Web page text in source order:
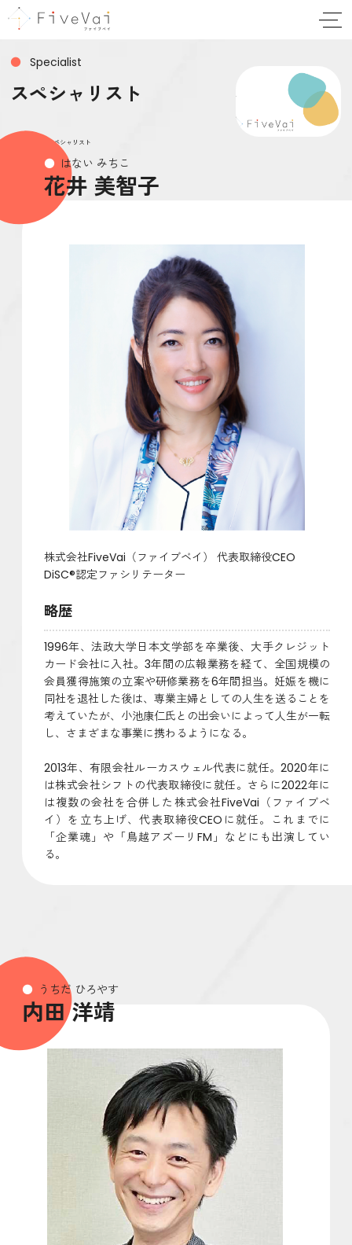
会社案内
スペシャリスト
会社概要
実績
人財開発事業部
特定商取引法に基づく表示
Specialist
スペシャリスト
スペシャリスト
はない みちこ
花井 美智子
株式会社FiveVai（ファイブベイ） 代表取締役CEO
DiSC®認定ファシリテーター
略歴
1996年、法政大学日本文学部を卒業後、大手クレジット
カード会社に入社。3年間の広報業務を経て、全国規模の
会員獲得施策の立案や研修業務を6年間担当。妊娠を機に
同社を退社した後は、専業主婦としての人生を送ることを
考えていたが、小池康仁氏との出会いによって人生が一転
し、さまざまな事業に携わるようになる。
2013年、有限会社ルーカスウェル代表に就任。2020年に
は株式会社シフトの代表取締役に就任。さらに2022年に
は複数の会社を合併した株式会社FiveVai（ファイブベ
イ）を立ち上げ、代表取締役CEOに就任。これまでに
「企業魂」や「鳥越アズーリFM」などにも出演してい
る。
うちだ ひろやす
内田 洋靖